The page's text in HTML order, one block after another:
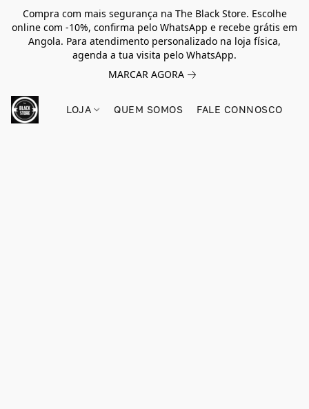
Compra com mais segurança na The Black Store. Escolhe
online com -10%, confirma pelo WhatsApp e recebe grátis em
Angola. Para atendimento personalizado na loja física,
agenda a tua visita pelo WhatsApp.
MARCAR AGORA
LOJA QUEM SOMOS FALE CONNOSCO